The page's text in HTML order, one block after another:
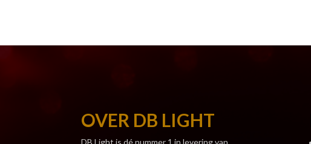
OVER DB LIGHT
DB Light is dé nummer 1 in levering van